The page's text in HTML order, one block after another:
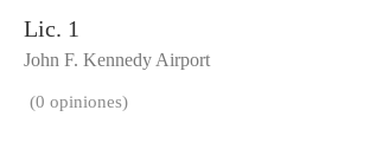
Lic. 1
John F. Kennedy Airport
(0 opiniones)